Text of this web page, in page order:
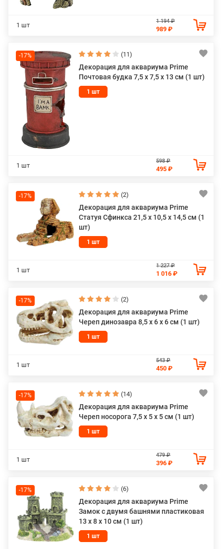
1 шт
1 194 ₽
989 ₽
-17% (11)
Декорация для аквариума Prime
Почтовая будка 7,5 x 7,5 x 13 см (1 шт)
1 шт
1 шт
598 ₽
495 ₽
-17% (2)
Декорация для аквариума Prime
Статуя Сфинкса 21,5 х 10,5 х 14,5 см (1
шт)
1 шт
1 шт
1 227 ₽
1 016 ₽
-17% (2)
Декорация для аквариума Prime
Череп динозавра 8,5 x 6 x 6 см (1 шт)
1 шт
1 шт
543 ₽
450 ₽
-17% (14)
Декорация для аквариума Prime
Череп носорога 7,5 x 5 x 5 см (1 шт)
1 шт
1 шт
479 ₽
396 ₽
-17% (6)
Декорация для аквариума Prime
Замок с двумя башнями пластиковая
13 х 8 х 10 см (1 шт)
1 шт